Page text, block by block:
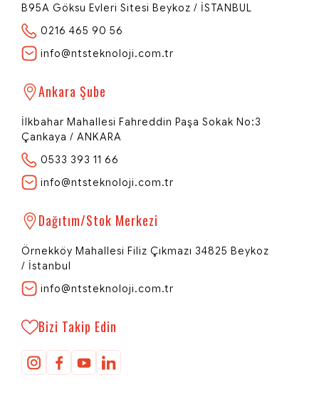
NTS Teknoloji
Network | Technology | Systems
Redi - Dijital Rehberiniz
Merhaba 👋
bir teklif hazırlamamız için birkaç
bilgiye ihtiyacım var.
öğrenebilir miyim?
B95A Göksu Evleri Sitesi Beykoz / İSTANBUL
0216 465 90 56
info@ntsteknoloji.com.tr
Ankara Şube
İlkbahar Mahallesi Fahreddin Paşa Sokak No:3
Çankaya / ANKARA
0533 393 11 66
info@ntsteknoloji.com.tr
Dağıtım/Stok Merkezi
Örnekköy Mahallesi Filiz Çıkmazı 34825 Beykoz
/ İstanbul
info@ntsteknoloji.com.tr
Bizi Takip Edin